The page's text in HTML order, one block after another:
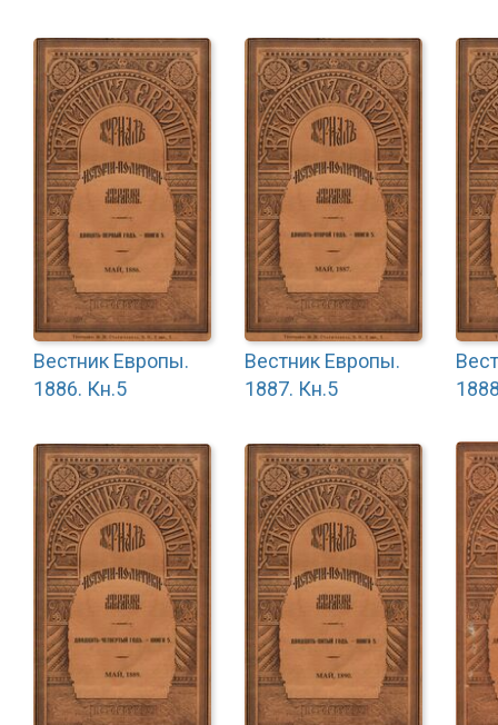
Вестник Европы.
1886. Кн.5
Вестник Европы.
1887. Кн.5